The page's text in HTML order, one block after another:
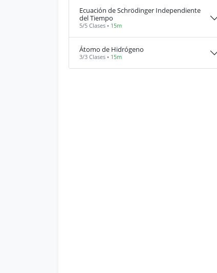
Ecuación de Schrödinger Independiente
del Tiempo
5/5 Clases • 15m
Átomo de Hidrógeno
3/3 Clases • 15m